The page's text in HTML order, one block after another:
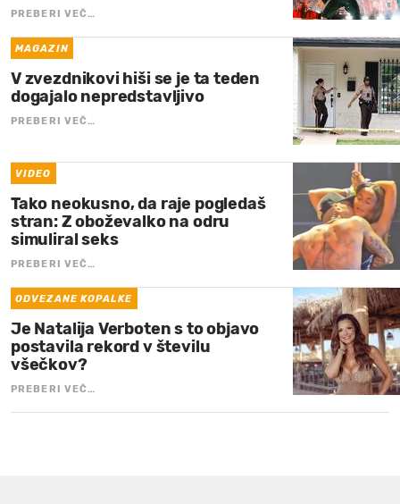
PREBERI VEČ…
MAGAZIN
V zvezdnikovi hiši se je ta teden
dogajalo nepredstavljivo
PREBERI VEČ…
VIDEO
Tako neokusno, da raje pogledaš
stran: Z oboževalko na odru
simuliral seks
PREBERI VEČ…
ODVEZANE KOPALKE
Je Natalija Verboten s to objavo
postavila rekord v številu
všečkov?
PREBERI VEČ…